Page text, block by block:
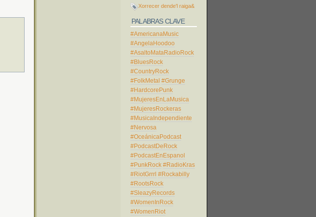
Xorrecer dende'l raiga&
PALABRAS CLAVE
#AmericanaMusic
#AngelaHoodoo
#AsaltoMataRadioRock
#BluesRock
#CountryRock
#FolkMetal #Grunge
#HardcorePunk
#MujeresEnLaMusica
#MujeresRockeras
#MusicaIndependiente
#Nervosa
#OceánicaPodcast
#PodcastDeRock
#PodcastEnEspanol
#PunkRock #RadioKras
#RiotGrrrl #Rockabilly
#RootsRock
#SleazyRecords
#WomenInRock
#WomenRiot